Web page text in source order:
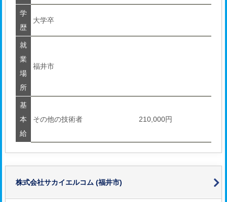
学
歴
大学卒
就
業
場
所
福井市
基
本
給
その他の技術者 210,000円
株式会社サカイエルコム (福井市)